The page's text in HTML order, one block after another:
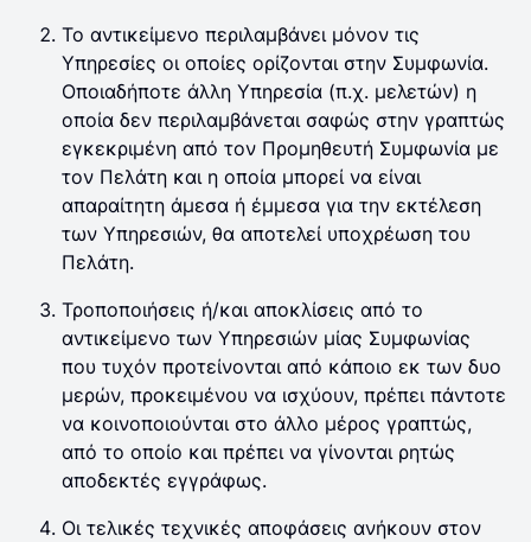
Το αντικείμενο περιλαμβάνει μόνον τις
Υπηρεσίες οι οποίες ορίζονται στην Συμφωνία.
Οποιαδήποτε άλλη Υπηρεσία (π.χ. μελετών) η
οποία δεν περιλαμβάνεται σαφώς στην γραπτώς
εγκεκριμένη από τον Προμηθευτή Συμφωνία με
τον Πελάτη και η οποία μπορεί να είναι
απαραίτητη άμεσα ή έμμεσα για την εκτέλεση
των Υπηρεσιών, θα αποτελεί υποχρέωση του
Πελάτη.
Τροποποιήσεις ή/και αποκλίσεις από το
αντικείμενο των Υπηρεσιών μίας Συμφωνίας
που τυχόν προτείνονται από κάποιο εκ των δυο
μερών, προκειμένου να ισχύουν, πρέπει πάντοτε
να κοινοποιούνται στο άλλο μέρος γραπτώς,
από το οποίο και πρέπει να γίνονται ρητώς
αποδεκτές εγγράφως.
Οι τελικές τεχνικές αποφάσεις ανήκουν στον